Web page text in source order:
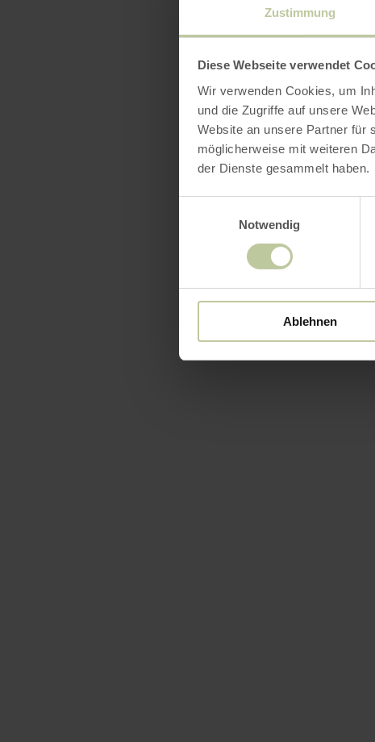
Zustimmung
Diese Webseite verwendet
Wir verwenden Cookies, um
und die Zugriffe auf unsere
Website an unsere Partner für
möglicherweise mit weiteren
der Dienste gesammelt haben.
Notwendig
Ablehnen